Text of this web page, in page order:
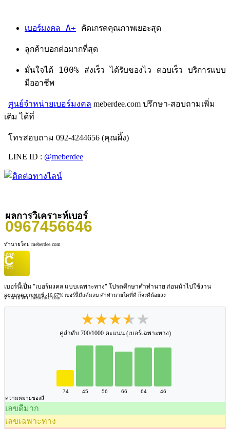
เบอร์มงคล A+ คัดเกรดคุณภาพเยอะสุด
ลูกค้าบอกต่อมากที่สุด
มั่นใจได้ 100% ส่งเร็ว ได้รับของไว ตอบเร็ว บริการแบบ
มืออาชีพ
ศูนย์จำหน่ายเบอร์มงคล meberdee.com ปรึกษา-สอบถามเพิ่ม
เติม ได้ที่
โทรสอบถาม 092-4244656 (คุณผึ้ง)
LINE ID : @meberdee
ผลการวิเคราะห์เบอร์
0967456646
ทำนายโดย meberdee.com
เกรด
C
70%
เบอร์นี้เป็น "เบอร์มงคล แบบเฉพาะทาง" โปรดศึกษาคำทำนาย ก่อนนำไปใช้งาน
คะแนนความทุกข์ -16.67% เบอร์นี้มีแต้มลบ คำทำนายใดที่ดี ก็จะดีน้อยลง
ทำนายโดย meberdee.com
★★★★★
คู่ลำดับ 700/1000 คะแนน (เบอร์เฉพาะทาง)
74 45 56 66 64
46
ความหมายของสี
เลขดีมาก
เลขเฉพาะทาง